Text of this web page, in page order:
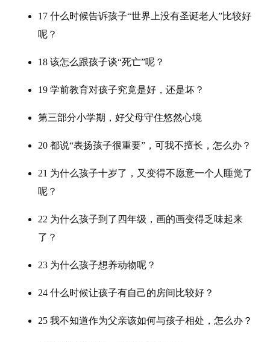
17 什么时候告诉孩子“世界上没有圣诞老人”比较好
呢？
18 该怎么跟孩子谈“死亡”呢？
19 学前教育对孩子究竟是好，还是坏？
第三部分小学期，好父母守住悠然心境
20 都说“表扬孩子很重要”，可我不擅长，怎么办？
21 为什么孩子十岁了，又变得不愿意一个人睡觉了
呢？
22 为什么孩子到了四年级，画的画变得乏味起来
了？
23 为什么孩子想养动物呢？
24 什么时候让孩子有自己的房间比较好？
25 我不知道作为父亲该如何与孩子相处，怎么办？